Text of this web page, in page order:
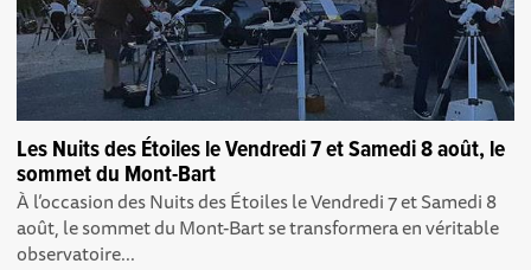
Les Nuits des Étoiles le Vendredi 7 et Samedi 8 août, le
sommet du Mont-Bart
À l’occasion des Nuits des Étoiles le Vendredi 7 et Samedi 8
août, le sommet du Mont-Bart se transformera en véritable
observatoire...